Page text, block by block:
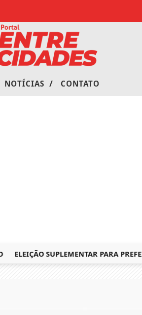
NOTÍCIAS / CONTATO
ELEIÇÃO SUPLEMENTAR PARA